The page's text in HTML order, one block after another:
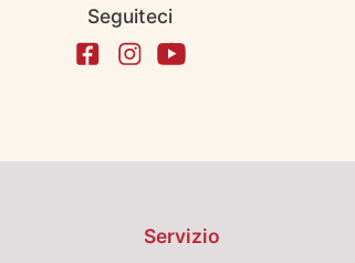
Seguiteci
Servizio